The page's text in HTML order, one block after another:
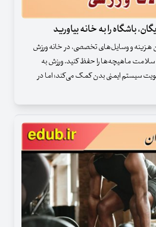
باشگاه را به خانه بیاورید
هزینه و وسایل‌های تخصصی، در خانه ورزش‌
سلامت ماهیچه‌ها را حفظ کنید. ورزش به
سیستم ایمنی بدن کمک می‌کند؛ اما در